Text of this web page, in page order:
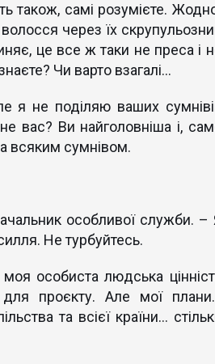
також, самі розумієте.
через їх
це все ж таки не преса і
Чи варто взагалі…
я не поділяю ваших
вас? Ви найголовніша і,
всяким сумнівом.
особливої служби. –
Не турбуйтесь.
особиста людська
проєкту. Але мої
та всієї країни…